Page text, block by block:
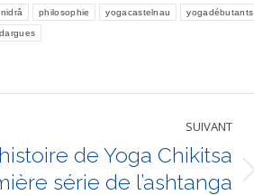
nidrâ philosophie yogacastelnau yogadébutants
SUIVANT
de Yoga Chikitsa
série de l’ashtanga